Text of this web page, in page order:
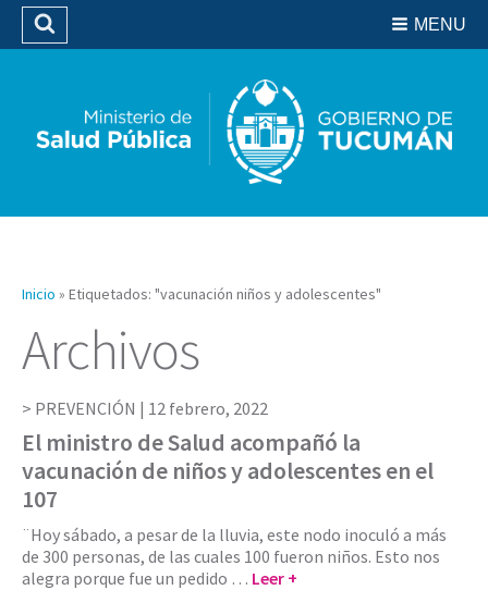
Biblioteca
MENU
Buscar
Inicio » Etiquetados: "vacunación niños y adolescentes"
Archivos
PREVENCIÓN | 12 febrero, 2022
El ministro de Salud acompañó la
vacunación de niños y adolescentes en el
107
¨Hoy sábado, a pesar de la lluvia, este nodo inoculó a más
de 300 personas, de las cuales 100 fueron niños. Esto nos
alegra porque fue un pedido … Leer +